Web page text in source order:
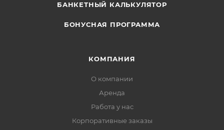
БАНКЕТНЫЙ КАЛЬКУЛЯТОР
БОНУСНАЯ ПРОГРАММА
КОМПАНИЯ
О компании
Аренда
Работа у нас
Корпоративные заказы